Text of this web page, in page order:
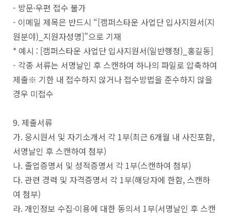
- 방문·우편 접수 불가
- 이메일 제목은 반드시 “[캠퍼스타운 사업단 입사지원서(지
원분야)_지원자성명]”으로 기재
* 예시 : [캠퍼스타운 사업단 입사지원서(일반행정)_홍길동]
- 각종 서류는 서명날인 후 스캔하여 하나의 파일로 압축하여
제출※ 기한 내 접수하지 않거나 접수방법을 준수하지 않을
경우 미접수
9. 제출서류
가. 응시원서 및 자기소개서 각 1부(최근 6개월 내 사진포함,
서명날인 후 스캔하여 첨부)
나. 졸업증명서 및 성적증명서 각 1부(스캔하여 첨부)
다. 관련 경력 및 자격증명서 각 1부(해당자에 한함, 스캔하
여 첨부)
라. 개인정보 수집·이용에 대한 동의서 1부(서명날인 후 스캔